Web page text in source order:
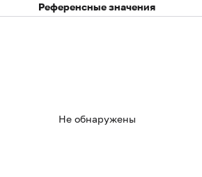
Референсные значения
Не обнаружены